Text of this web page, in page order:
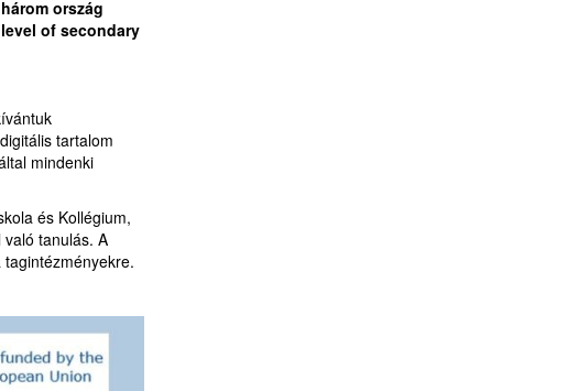
ország
of secondary
tartalom
mindenki
és Kollégium,
tanulás. A